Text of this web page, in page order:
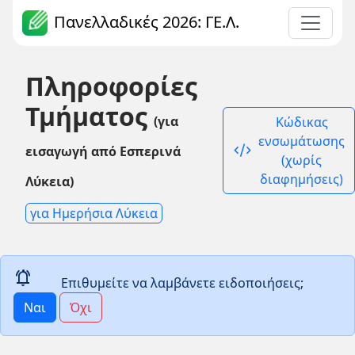
Πανελλαδικές 2026: ΓΕ.Λ.
Πληροφορίες
Τμήματος (για
εισαγωγή από Εσπερινά
Λύκεια)
για Ημερήσια Λύκεια
code_xml
Κώδικας
ενσωμάτωσης
(χωρίς
διαφημήσεις)
notifications_active
Επιθυμείτε να λαμβάνετε ειδοποιήσεις;
Ναι
Όχι